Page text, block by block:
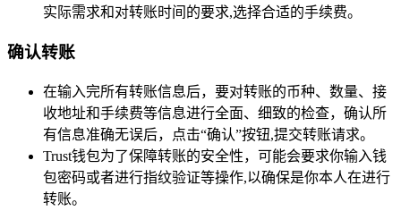
实际需求和对转账时间的要求,选择合适的手续费。
确认转账
在输入完所有转账信息后，要对转账的币种、数量、接
收地址和手续费等信息进行全面、细致的检查，确认所
有信息准确无误后，点击“确认”按钮,提交转账请求。
Trust钱包为了保障转账的安全性，可能会要求你输入钱
包密码或者进行指纹验证等操作,以确保是你本人在进行
转账。